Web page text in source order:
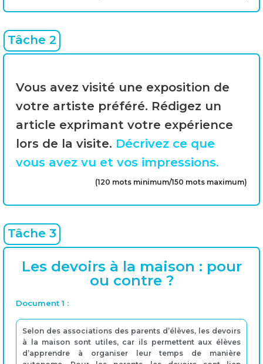
Tâche 2
Vous avez visité une exposition de
votre artiste préféré. Rédigez un
article exprimant votre expérience
lors de la visite. Décrivez ce que
vous avez vu et vos impressions.
(120 mots minimum/150 mots maximum)
Tâche 3
Les devoirs à la maison : pour
ou contre ?
Document 1 :
Selon des associations des parents d’élèves, les devoirs
à la maison sont utiles, car ils permettent aux élèves
d’apprendre à organiser leur temps de manière